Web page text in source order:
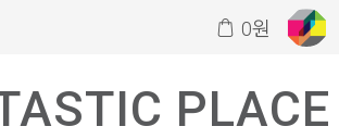
0원
PLACE